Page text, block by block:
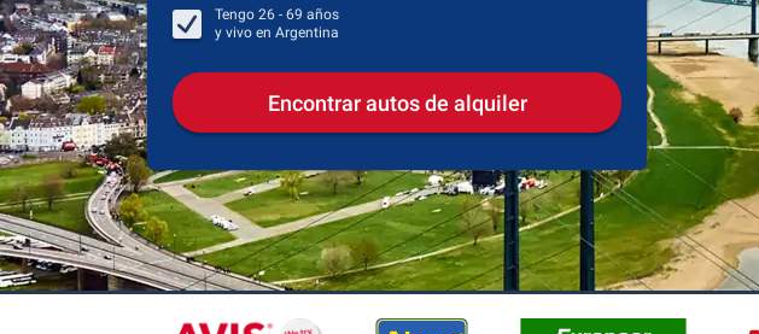
Recogida
Tengo 26 - 69 años
y vivo en Argentina
Encontrar autos de alquiler